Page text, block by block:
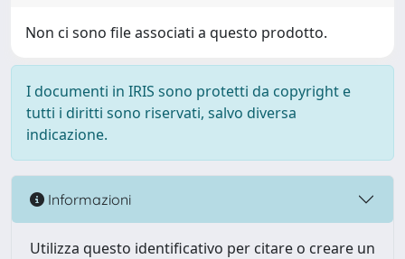
Non ci sono file associati a questo prodotto.
I documenti in IRIS sono protetti da copyright e
tutti i diritti sono riservati, salvo diversa
indicazione.
Informazioni
Utilizza questo identificativo per citare o creare un